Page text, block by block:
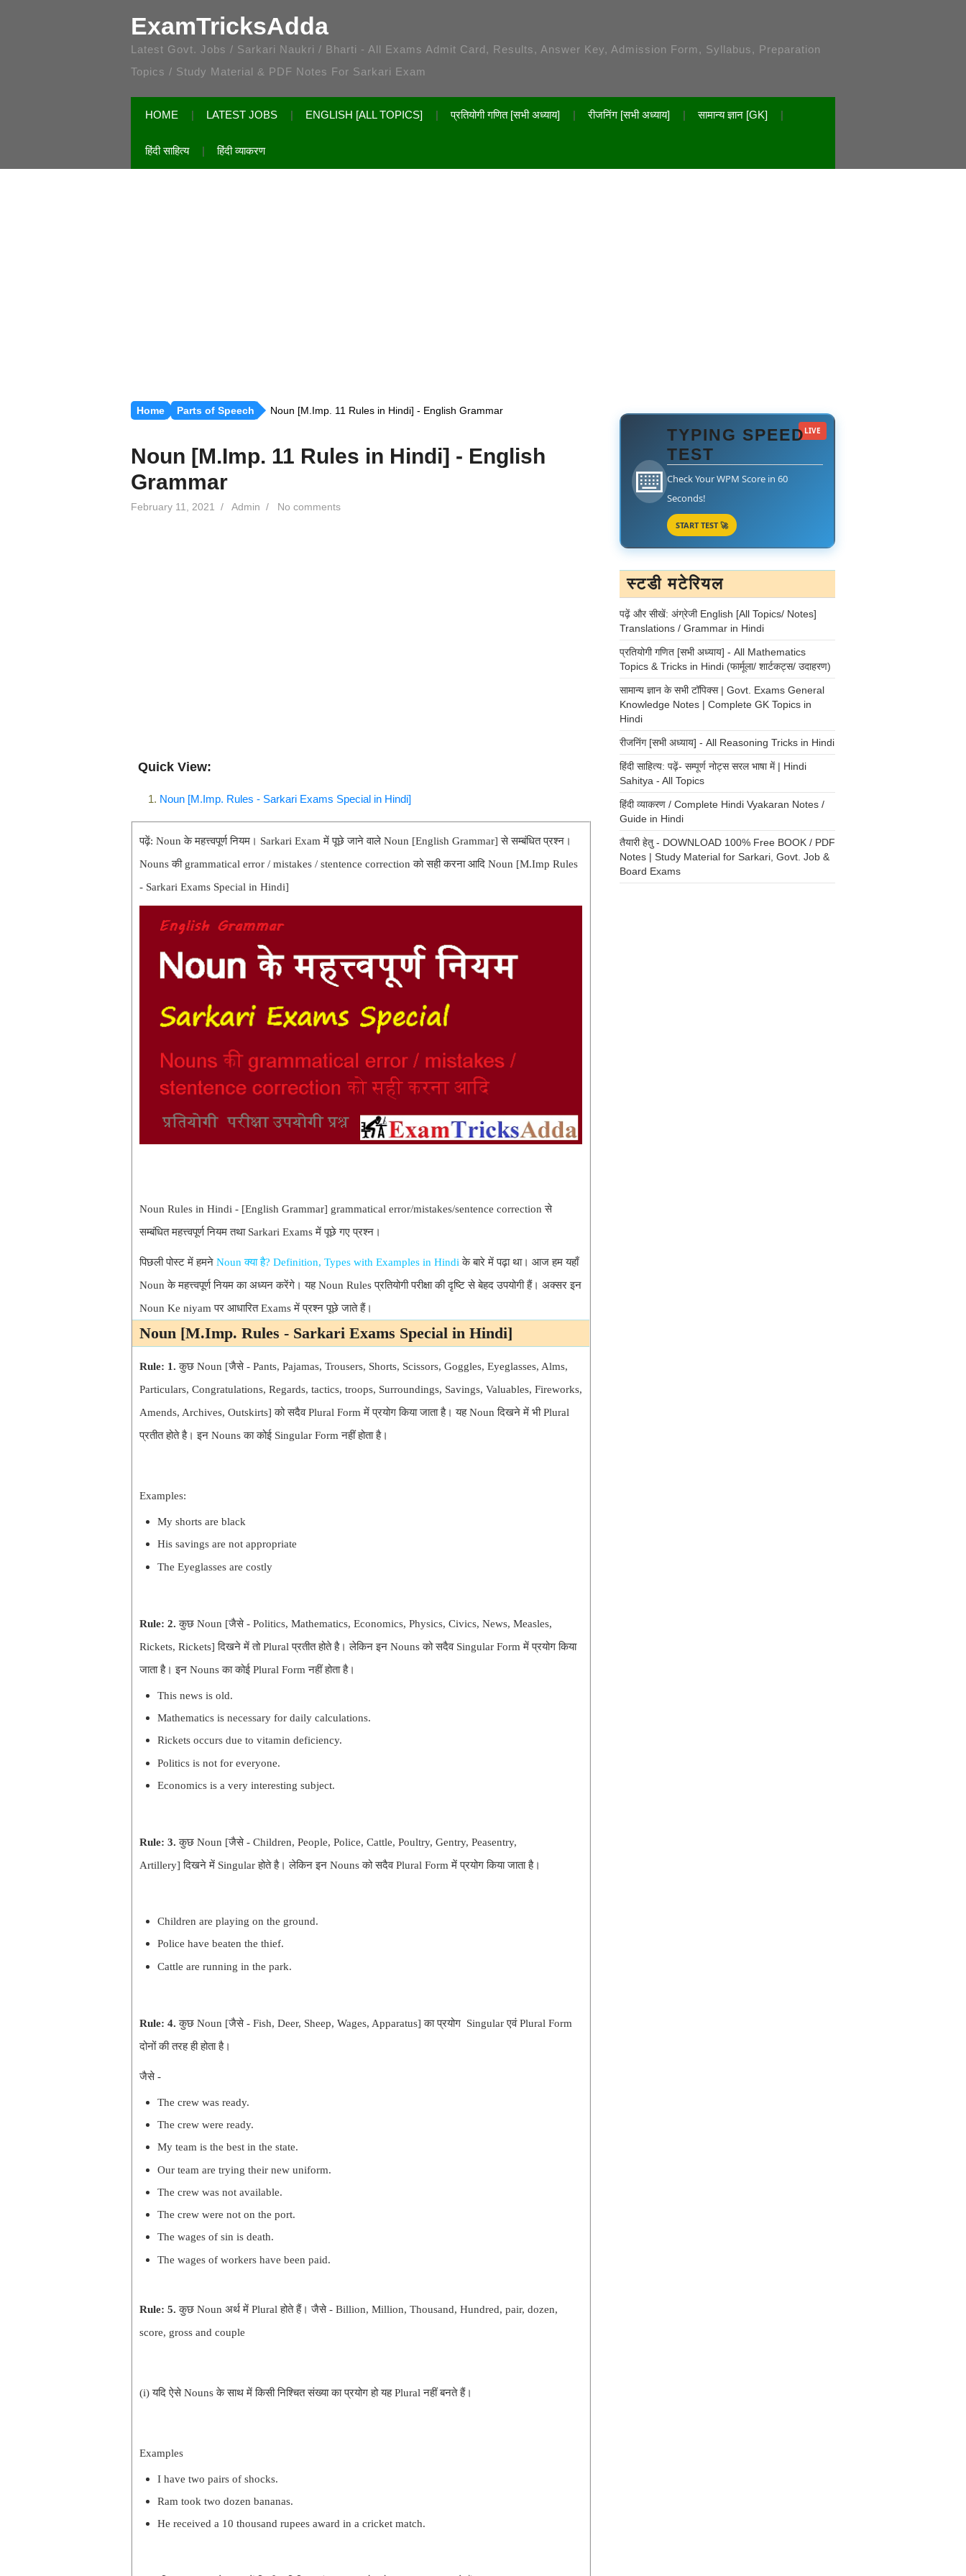
ExamTricksAdda
Latest Govt. Jobs / Sarkari Naukri / Bharti - All Exams Admit Card, Results, Answer Key, Admission Form, Syllabus, Preparation
Topics / Study Material & PDF Notes For Sarkari Exam
HOME LATEST JOBS ENGLISH [ALL TOPICS] प्रतियोगी गणित [सभी अध्याय] रीजनिंग [सभी अध्याय] सामान्य ज्ञान [GK]
हिंदी साहित्य हिंदी व्याकरण
Home Parts of Speech Noun [M.Imp. 11 Rules in Hindi] - English Grammar
Noun [M.Imp. 11 Rules in Hindi] - English
Grammar
February 11, 2021 / Admin / No comments
Quick View:
Noun [M.Imp. Rules - Sarkari Exams Special in Hindi]
पढ़ें: Noun के महत्त्वपूर्ण नियम। Sarkari Exam में पूछे जाने वाले Noun [English Grammar] से सम्बंधित प्रश्न।
Nouns की grammatical error / mistakes / stentence correction को सही करना आदि Noun [M.Imp Rules
- Sarkari Exams Special in Hindi]
Noun Rules in Hindi - [English Grammar] grammatical error/mistakes/sentence correction से
सम्बंधित महत्त्वपूर्ण नियम तथा Sarkari Exams में पूछे गए प्रश्न।
पिछली पोस्ट में हमने Noun क्या है? Definition, Types with Examples in Hindi के बारे में पढ़ा था। आज हम यहाँ
Noun के महत्त्वपूर्ण नियम का अध्यन करेंगे। यह Noun Rules प्रतियोगी परीक्षा की दृष्टि से बेहद उपयोगी हैं। अक्सर इन
Noun Ke niyam पर आधारित Exams में प्रश्न पूछे जाते हैं।
Noun [M.Imp. Rules - Sarkari Exams Special in Hindi]
Rule: 1. कुछ Noun [जैसे - Pants, Pajamas, Trousers, Shorts, Scissors, Goggles, Eyeglasses, Alms,
Particulars, Congratulations, Regards, tactics, troops, Surroundings, Savings, Valuables, Fireworks,
Amends, Archives, Outskirts] को सदैव Plural Form में प्रयोग किया जाता है। यह Noun दिखने में भी Plural
प्रतीत होते है। इन Nouns का कोई Singular Form नहीं होता है।
Examples:
My shorts are black
His savings are not appropriate
The Eyeglasses are costly
Rule: 2. कुछ Noun [जैसे - Politics, Mathematics, Economics, Physics, Civics, News, Measles,
Rickets, Rickets] दिखने में तो Plural प्रतीत होते है। लेकिन इन Nouns को सदैव Singular Form में प्रयोग किया
जाता है। इन Nouns का कोई Plural Form नहीं होता है।
This news is old.
Mathematics is necessary for daily calculations.
Rickets occurs due to vitamin deficiency.
Politics is not for everyone.
Economics is a very interesting subject.
Rule: 3. कुछ Noun [जैसे - Children, People, Police, Cattle, Poultry, Gentry, Peasentry,
Artillery]दिखने में Singular होते है। लेकिन इन Nouns को सदैव Plural Form में प्रयोग किया जाता है।
Children are playing on the ground.
Police have beaten the thief.
Cattle are running in the park.
Rule: 4. कुछ Noun [जैसे - Fish, Deer, Sheep, Wages, Apparatus]का प्रयोग Singular एवं Plural Form
दोनों की तरह ही होता है।
जैसे -
The crew was ready.
The crew were ready.
My team is the best in the state.
Our team are trying their new uniform.
The crew was not available.
The crew were not on the port.
The wages of sin is death.
The wages of workers have been paid.
Rule: 5. कुछ Noun अर्थ में Plural होते हैं। जैसे - Billion, Million, Thousand, Hundred, pair, dozen,
score, gross and couple
(i) यदि ऐसे Nouns के साथ में किसी निश्चित संख्या का प्रयोग हो यह Plural नहीं बनते हैं।
Examples
I have two pairs of shocks.
Ram took two dozen bananas.
He received a 10 thousand rupees award in a cricket match.
⌨️
TYPING SPEED
TEST
Check Your WPM Score in 60
Seconds!
START TEST 🚀
LIVE
स्टडी मटेरियल
पढ़ें और सीखें: अंग्रेजी English [All Topics/ Notes]
Translations / Grammar in Hindi
प्रतियोगी गणित [सभी अध्याय] - All Mathematics
Topics & Tricks in Hindi (फार्मूला/ शार्टकट्स/ उदाहरण)
सामान्य ज्ञान के सभी टॉपिक्स | Govt. Exams General
Knowledge Notes | Complete GK Topics in
Hindi
रीजनिंग [सभी अध्याय] - All Reasoning Tricks in Hindi
हिंदी साहित्य: पढ़ें- सम्पूर्ण नोट्स सरल भाषा में | Hindi
Sahitya - All Topics
हिंदी व्याकरण / Complete Hindi Vyakaran Notes /
Guide in Hindi
तैयारी हेतु - DOWNLOAD 100% Free BOOK / PDF
Notes | Study Material for Sarkari, Govt. Job &
Board Exams